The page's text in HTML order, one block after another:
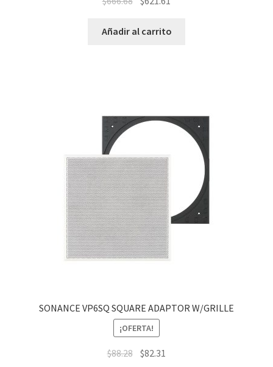
Añadir al carrito
SONANCE VP6SQ SQUARE ADAPTOR W/GRILLE
¡OFERTA!
$88.28 $82.31